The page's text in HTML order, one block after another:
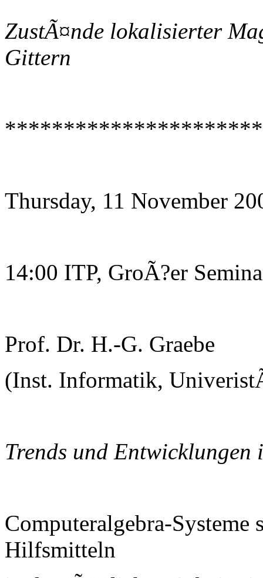
ZustÃ¤nde lokalisierter
Gittern
Thursday, 11 November
14:00 ITP, GroÃ?er
Prof. Dr. H.-G. Graebe
(Inst. Informatik,
Trends und
Computeralgebra-
Hilfsmitteln